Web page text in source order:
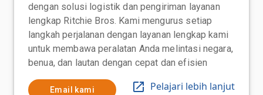
dengan solusi logistik dan pengiriman layanan
lengkap Ritchie Bros. Kami mengurus setiap
langkah perjalanan dengan layanan lengkap kami
untuk membawa peralatan Anda melintasi negara,
benua, dan lautan dengan cepat dan efisien
Email kami Pelajari lebih lanjut